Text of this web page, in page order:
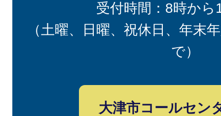
受付時間：8時から
（土曜、日曜、祝休日、年末
で）
大津市コールセン